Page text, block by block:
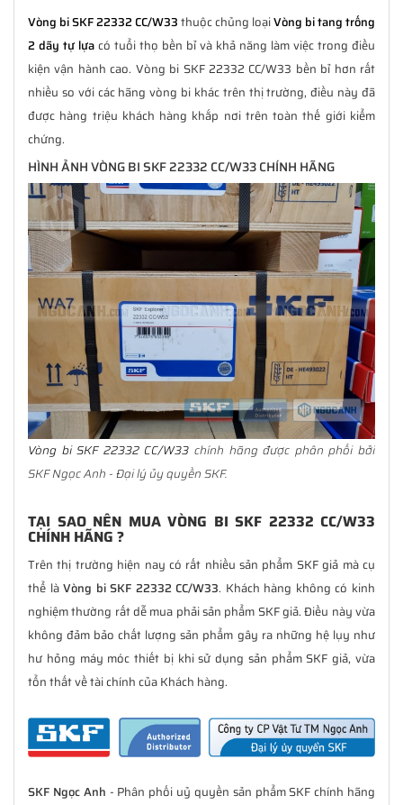
Vòng bi SKF 22332 CC/W33thuộc chủng loạiVòng bi tang trống
2 dãy tự lựacó tuổi thọ bền bỉ và khả năng làm việc trong điều
kiện vận hành cao. Vòng bi SKF 22332 CC/W33 bền bỉ hơn rất
nhiều so với các hãng vòng bi khác trên thị trường, điều này đã
được hàng triệu khách hàng khắp nơi trên toàn thế giới kiểm
chứng.
HÌNH ẢNH VÒNG BI SKF 22332 CC/W33 CHÍNH HÃNG
Vòng bi SKF 22332 CC/W33 chính hãng được phân phối bởi
SKF Ngọc Anh - Đại lý ủy quyền SKF.
TẠI SAO NÊN MUA VÒNG BI SKF 22332 CC/W33
CHÍNH HÃNG ?
Trên thị trường hiện nay có rất nhiều sản phẩm SKF giả mà cụ
thể làVòng bi SKF 22332 CC/W33. Khách hàng không có kinh
nghiệm thường rất dễ mua phải sản phẩm SKF giả. Điều này vừa
không đảm bảo chất lượng sản phẩm gây ra những hệ lụy như
hư hỏng máy móc thiết bị khi sử dụng sản phẩm SKF giả, vừa
tổn thất về tài chính của Khách hàng.
SKF Ngọc Anh - Phân phối uỷ quyền sản phẩm SKF chính hãng